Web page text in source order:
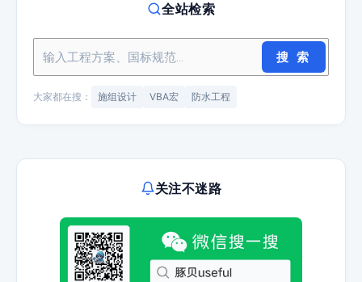
全站检索
搜 索
大家都在搜： 施组设计 VBA宏 防水工程
关注不迷路